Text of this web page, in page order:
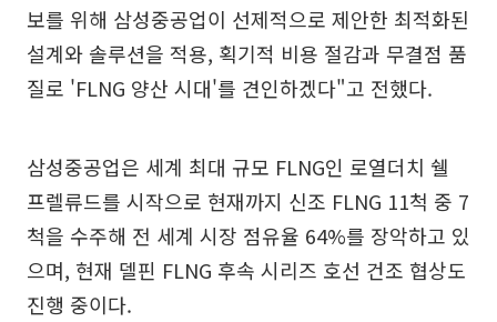
보를 위해 삼성중공업이 선제적으로 제안한 최적화된
설계와 솔루션을 적용, 획기적 비용 절감과 무결점 품
질로 'FLNG 양산 시대'를 견인하겠다"고 전했다.
삼성중공업은 세계 최대 규모 FLNG인 로열더치 쉘
프렐류드를 시작으로 현재까지 신조 FLNG 11척 중 7
척을 수주해 전 세계 시장 점유율 64%를 장악하고 있
으며, 현재 델핀 FLNG 후속 시리즈 호선 건조 협상도
진행 중이다.